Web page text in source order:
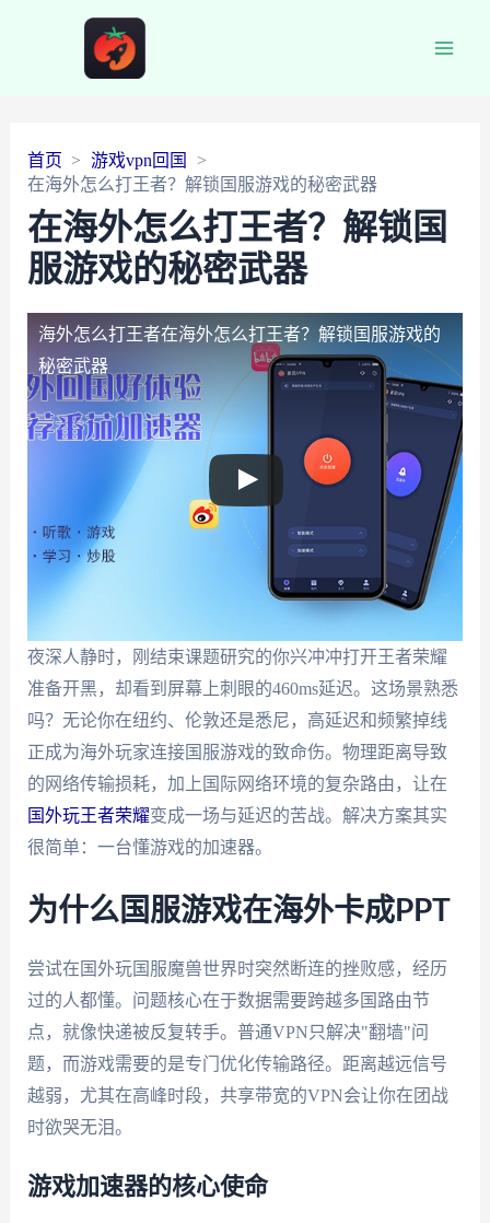
首页
游戏vpn回国
在海外怎么打王者？解锁国服游戏的秘密武器
在海外怎么打王者？解锁国
服游戏的秘密武器
海外怎么打王者在海外怎么打王者？解锁国服游戏的
秘密武器
夜深人静时，刚结束课题研究的你兴冲冲打开王者荣耀
准备开黑，却看到屏幕上刺眼的460ms延迟。这场景熟悉
吗？无论你在纽约、伦敦还是悉尼，高延迟和频繁掉线
正成为海外玩家连接国服游戏的致命伤。物理距离导致
的网络传输损耗，加上国际网络环境的复杂路由，让在
国外玩王者荣耀变成一场与延迟的苦战。解决方案其实
很简单：一台懂游戏的加速器。
为什么国服游戏在海外卡成PPT
尝试在国外玩国服魔兽世界时突然断连的挫败感，经历
过的人都懂。问题核心在于数据需要跨越多国路由节
点，就像快递被反复转手。普通VPN只解决"翻墙"问
题，而游戏需要的是专门优化传输路径。距离越远信号
越弱，尤其在高峰时段，共享带宽的VPN会让你在团战
时欲哭无泪。
游戏加速器的核心使命